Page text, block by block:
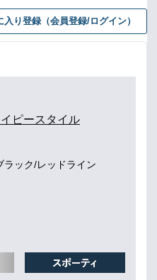
入り登録（会員登録/ログイン）
ピースタイル
ラック/レッドライン